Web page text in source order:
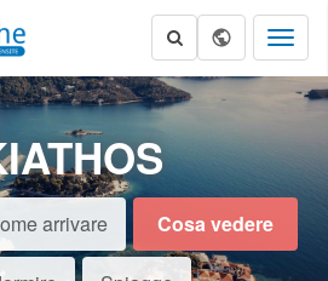
arrivare Cosa vedere